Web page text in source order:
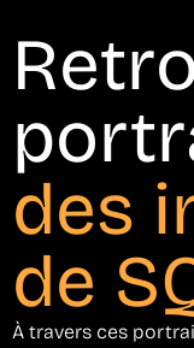
des
de
À travers ces